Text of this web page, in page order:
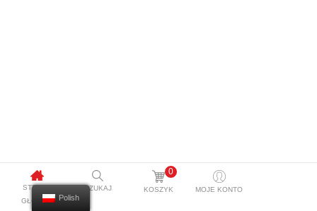
STRONA
GŁÓWNA
SZUKAJ
0
KOSZYK MOJE KONTO
Polish